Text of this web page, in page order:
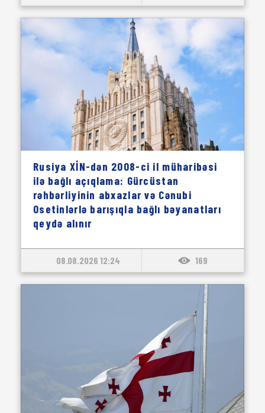
Rusiya XİN-dən 2008-ci il müharibəsi
ilə bağlı açıqlama: Gürcüstan
rəhbərliyinin abxazlar və Cənubi
Osetinlərlə barışıqla bağlı bəyanatları
qeydə alınır
08.08.2026 12:24 169